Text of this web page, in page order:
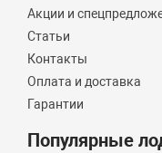
Акции и
Статьи
Контакты
Оплата и доставка
Гарантии
Популярные